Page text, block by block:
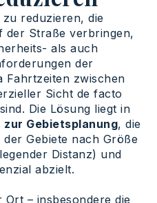
reduzieren, die
der Straße verbringen,
als auch
der
Fahrtzeiten zwischen
Sicht de facto
Die Lösung liegt in
Gebietsplanung, die
Gebiete nach Größe
Distanz) und
abzielt.
Ort – insbesondere die